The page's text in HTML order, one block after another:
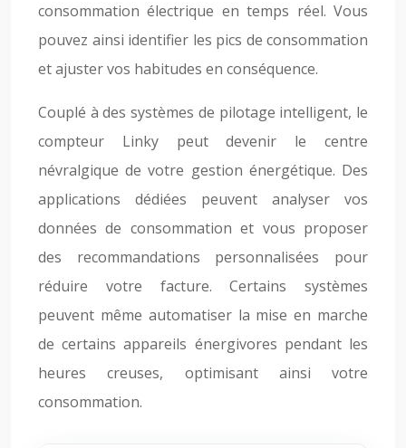
consommation électrique en temps réel. Vous
pouvez ainsi identifier les pics de consommation
et ajuster vos habitudes en conséquence.
Couplé à des systèmes de pilotage intelligent, le
compteur Linky peut devenir le centre
névralgique de votre gestion énergétique. Des
applications dédiées peuvent analyser vos
données de consommation et vous proposer
des recommandations personnalisées pour
réduire votre facture. Certains systèmes
peuvent même automatiser la mise en marche
de certains appareils énergivores pendant les
heures creuses, optimisant ainsi votre
consommation.